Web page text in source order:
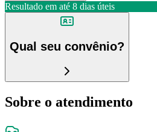
Resultado em até 8 dias úteis
Qual seu convênio?
Sobre o atendimento